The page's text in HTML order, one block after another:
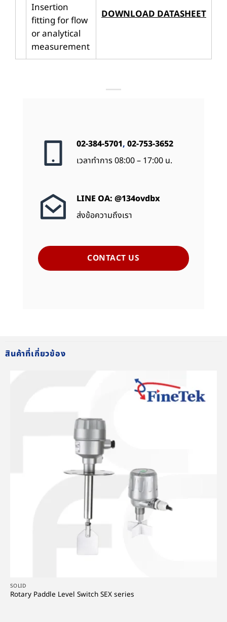
Insertion
fitting for flow
or analytical
measurement
DOWNLOAD DATASHEET
02-384-5701, 02-753-3652
เวลาทำการ 08:00 – 17:00 น.
LINE OA: @134ovdbx
ส่งข้อความถึงเรา
CONTACT US
สินค้าที่เกี่ยวข้อง
SOLID
Rotary Paddle Level Switch SEX series